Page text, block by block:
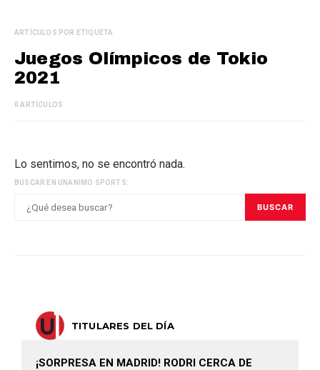
ARTÍCULOS POR ETIQUETA
Juegos Olímpicos de Tokio
2021
0 ARTÍCULOS
Lo sentimos, no se encontró nada.
BUSCAR EN UNANIMO SPORTS:
BUSCAR
TITULARES DEL DÍA
¡SORPRESA EN MADRID! RODRI CERCA DE